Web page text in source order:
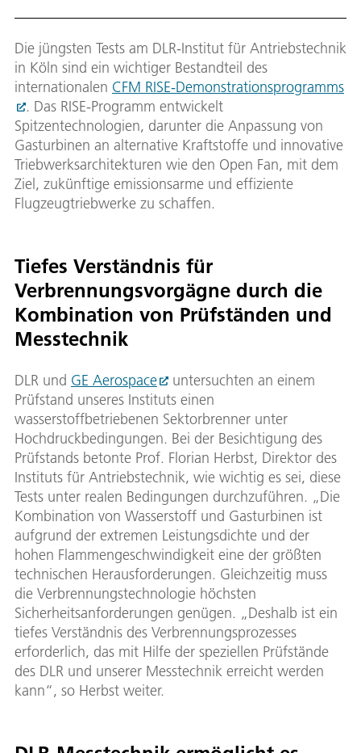
Die jüngsten Tests am DLR-Institut für Antriebstechnik
in Köln sind ein wichtiger Bestandteil des
internationalen CFM RISE-Demonstrationsprogramms
. Das RISE-Programm entwickelt
Spitzentechnologien, darunter die Anpassung von
Gasturbinen an alternative Kraftstoffe und innovative
Triebwerksarchitekturen wie den Open Fan, mit dem
Ziel, zukünftige emissionsarme und effiziente
Flugzeugtriebwerke zu schaffen.
Tiefes Verständnis für
Verbrennungsvorgägne durch die
Kombination von Prüfständen und
Messtechnik
DLR und GE Aerospace
untersuchten an einem
Prüfstand unseres Instituts einen
wasserstoffbetriebenen Sektorbrenner unter
Hochdruckbedingungen. Bei der Besichtigung des
Prüfstands betonte Prof. Florian Herbst, Direktor des
Instituts für Antriebstechnik, wie wichtig es sei, diese
Tests unter realen Bedingungen durchzuführen. „Die
Kombination von Wasserstoff und Gasturbinen ist
aufgrund der extremen Leistungsdichte und der
hohen Flammengeschwindigkeit eine der größten
technischen Herausforderungen. Gleichzeitig muss
die Verbrennungstechnologie höchsten
Sicherheitsanforderungen genügen. „Deshalb ist ein
tiefes Verständnis des Verbrennungsprozesses
erforderlich, das mit Hilfe der speziellen Prüfstände
des DLR und unserer Messtechnik erreicht werden
kann“, so Herbst weiter.